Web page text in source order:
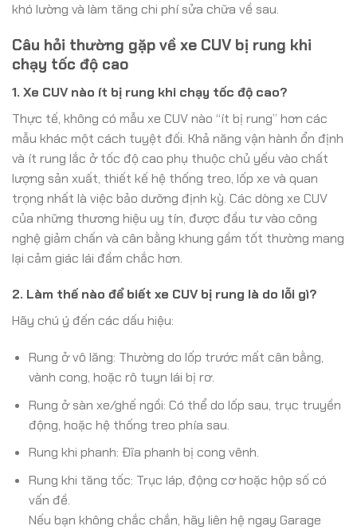
khó lường và làm tăng chi phí sửa chữa về sau.
Câu hỏi thường gặp về xe CUV bị rung khi
chạy tốc độ cao
1. Xe CUV nào ít bị rung khi chạy tốc độ cao?
Thực tế, không có mẫu xe CUV nào “ít bị rung” hơn các
mẫu khác một cách tuyệt đối. Khả năng vận hành ổn định
và ít rung lắc ở tốc độ cao phụ thuộc chủ yếu vào chất
lượng sản xuất, thiết kế hệ thống treo, lốp xe và quan
trọng nhất là việc bảo dưỡng định kỳ. Các dòng xe CUV
của những thương hiệu uy tín, được đầu tư vào công
nghệ giảm chấn và cân bằng khung gầm tốt thường mang
lại cảm giác lái đầm chắc hơn.
2. Làm thế nào để biết xe CUV bị rung là do lỗi gì?
Hãy chú ý đến các dấu hiệu:
Rung ở vô lăng: Thường do lốp trước mất cân bằng,
vành cong, hoặc rô tuyn lái bị rơ.
Rung ở sàn xe/ghế ngồi: Có thể do lốp sau, trục truyền
động, hoặc hệ thống treo phía sau.
Rung khi phanh: Đĩa phanh bị cong vênh.
Rung khi tăng tốc: Trục láp, động cơ hoặc hộp số có
vấn đề.
Nếu bạn không chắc chắn, hãy liên hệ ngay Garage